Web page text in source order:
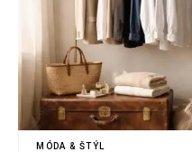
MÓDA & ŠTÝL